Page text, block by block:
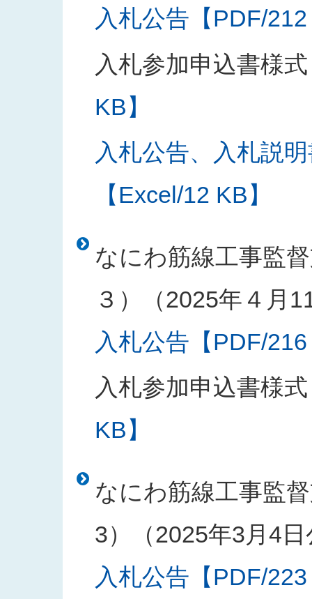
入札公告【PDF/
入札参加申込書様式
KB】
入札公告、入札説
【Excel/12 KB】
なにわ筋線工事監
３）（2025年４月
入札公告【PDF/
入札参加申込書様式
KB】
なにわ筋線工事監
3）（2025年3月4
入札公告【PDF/